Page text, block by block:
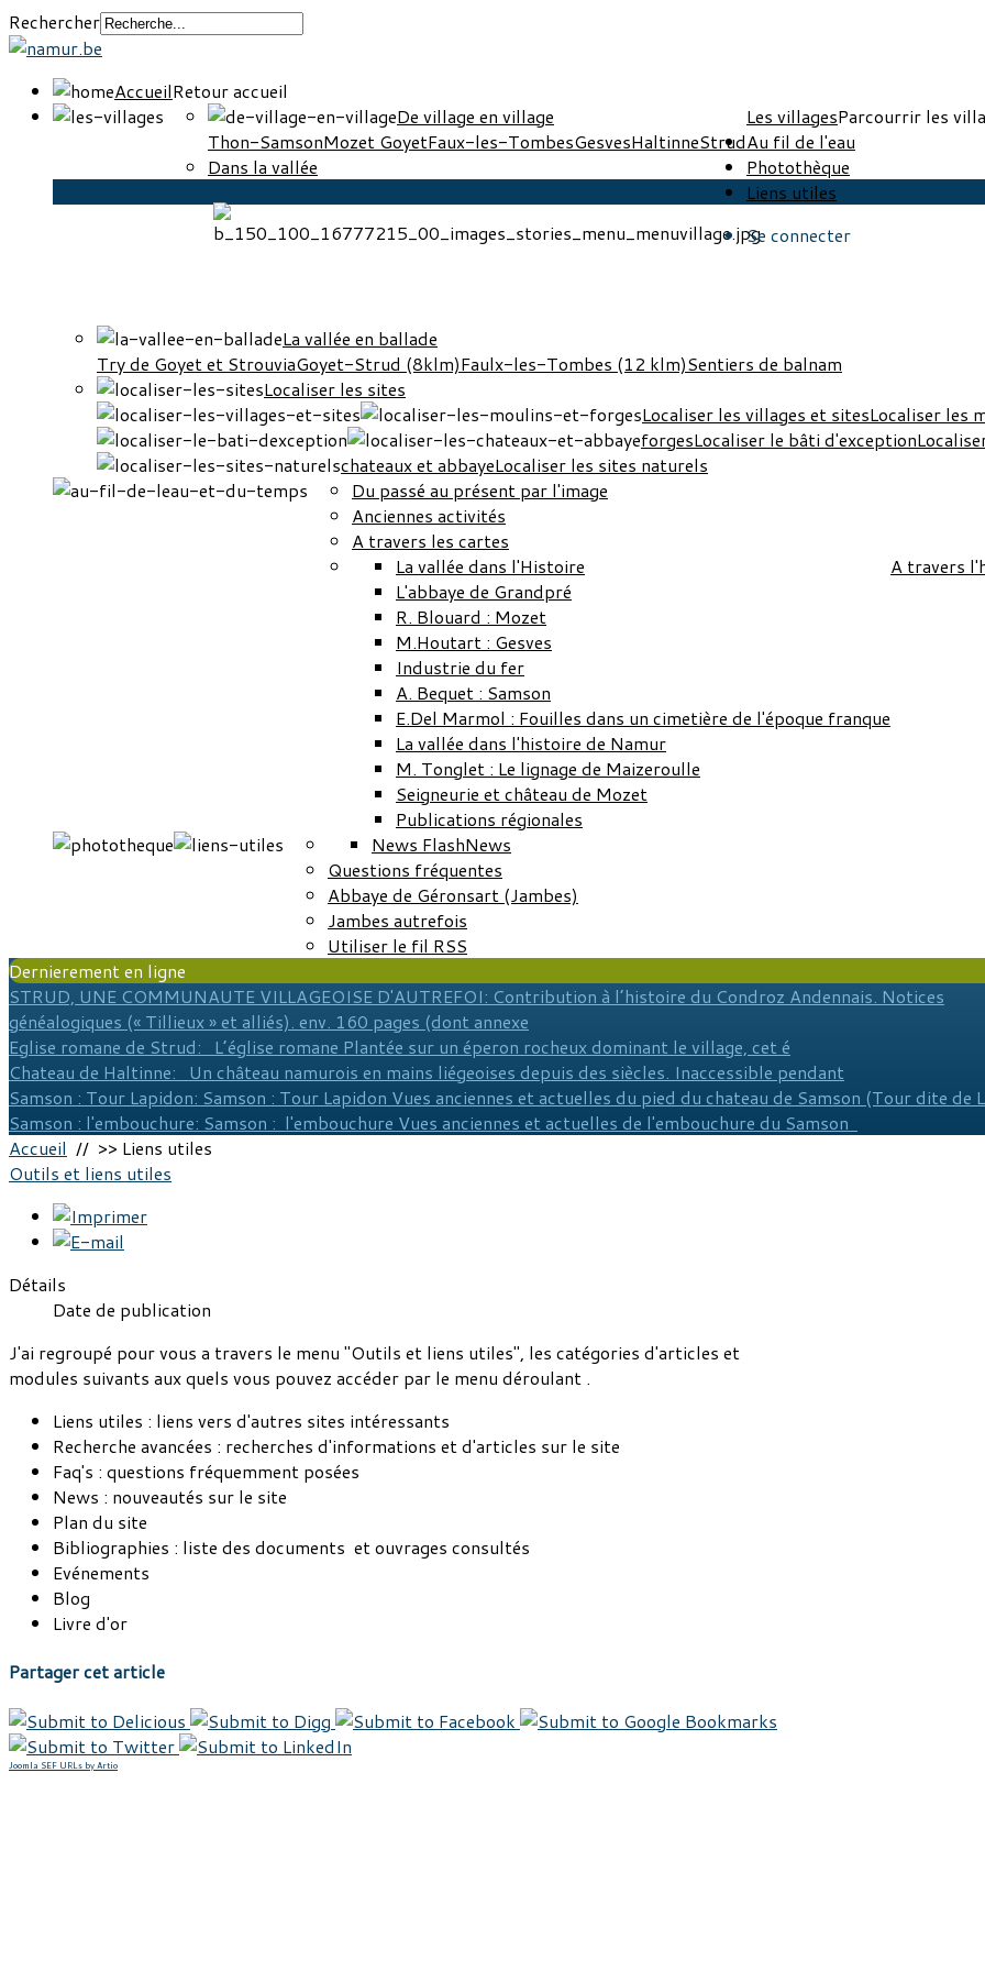
Rechercher
AccueilRetour accueil
Les villagesParcourrir les
De village en village
Thon-SamsonMozet GoyetFaux-les-TombesGesvesHaltinneStrud
Dans la vallée
La vallée en ballade
Try de Goyet et StrouviaGoyet-Strud (8klm)Faulx-les-Tombes (12 klm)Sentiers de balnam
Localiser les sites
Localiser les villages et sitesLocaliser les
forgesLocaliser le bâti d'exception
chateaux et abbayeLocaliser les sites naturels
Au fil de l'eau
Du passé au présent par l'image
Anciennes activités
A travers les cartes
A travers
La vallée dans l'Histoire
L'abbaye de Grandpré
R. Blouard : Mozet
M.Houtart : Gesves
Industrie du fer
A. Bequet : Samson
E.Del Marmol : Fouilles dans un cimetière de l'époque franque
La vallée dans l'histoire de Namur
M. Tonglet : Le lignage de Maizeroulle
Seigneurie et château de Mozet
Publications régionales
Photothèque
Liens utiles
News
News Flash
Questions fréquentes
Abbaye de Géronsart (Jambes)
Jambes autrefois
Utiliser le fil RSS
Se connecter
Dernierement en ligne
STRUD, UNE COMMUNAUTE VILLAGEOISE D'AUTREFOI: Contribution à l’histoire du Condroz Andennais. Notices
généalogiques (« Tillieux » et alliés). env. 160 pages (dont annexe
Eglise romane de Strud: L’église romane Plantée sur un éperon rocheux dominant le village, cet é
Chateau de Haltinne: Un château namurois en mains liégeoises depuis des siècles. Inaccessible pendant
Samson : Tour Lapidon: Samson : Tour Lapidon Vues anciennes et actuelles du pied du chateau de Samson (Tour dite de
Samson : l'embouchure: Samson : l'embouchure Vues anciennes et actuelles de l'embouchure du Samson
Accueil // >> Liens utiles
Outils et liens utiles
Détails
Date de publication
J'ai regroupé pour vous a travers le menu "Outils et liens utiles", les catégories d'articles et
modules suivants aux quels vous pouvez accéder par le menu déroulant .
Liens utiles : liens vers d'autres sites intéressants
Recherche avancées : recherches d'informations et d'articles sur le site
Faq's : questions fréquemment posées
News : nouveautés sur le site
Plan du site
Bibliographies : liste des documents et ouvrages consultés
Evénements
Blog
Livre d'or
Partager cet article
Joomla SEF URLs by Artio